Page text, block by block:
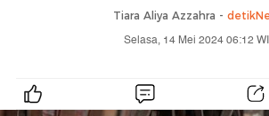
Tiara Aliya Azzahra -
Selasa, 14 Mei 2024 06:12